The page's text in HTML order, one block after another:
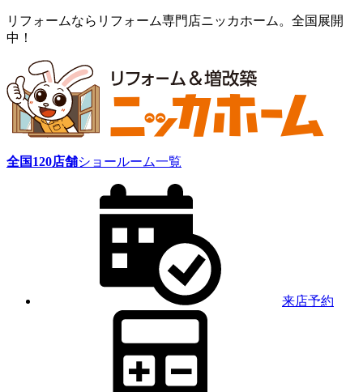
リフォームならリフォーム専門店ニッカホーム。全国展開
中！
全国120店舗ショールーム一覧
来店予約